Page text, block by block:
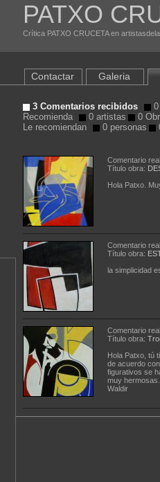
PATXO
Crítica PATXO CRUCETA en
Contactar Galeria
3 Comentarios recibidos
0
Recomienda
0 artistas
0
Le recomiendan
0 personas
Comentario
Título obra:
Hola Patxo.
Comentario
Título obra:
la simplicidad
Comentario
Título obra:
Hola Patxo, tú
de acuerdo
figurativos se
muy
Waldir